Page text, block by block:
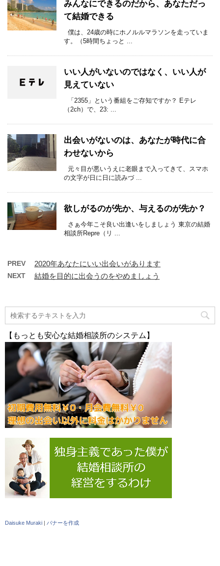
みんなにできるのだから、あなただっ
て結婚できる
僕は、24歳の時にホノルルマラソンを走っていま
す。（5時間ちょっと ...
いい人がいないのではなく、いい人が
見えていない
「2355」という番組をご存知ですか？ Eテレ
（2ch）で、23: ...
出会いがないのは、あなたが時代に合
わせないから
元々目が悪いうえに老眼まで入ってきて、スマホ
の文字が日に日に読みづ ...
欲しがるのが先か、与えるのが先か？
さぁ今年こそ良い出逢いをしましょう 東京の結婚
相談所Repre（リ ...
PREV 2020年あなたにいい出会いがあります
NEXT 結婚を目的に出会うのをやめましょう
【もっとも安心な結婚相談所のシステム】
Daisuke Muraki | バナーを作成